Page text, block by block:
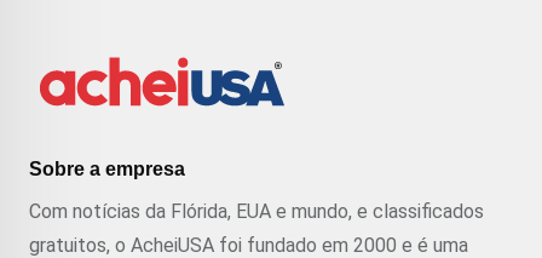
Sobre a empresa
Com notícias da Flórida, EUA e mundo, e classificados
gratuitos, o AcheiUSA foi fundado em 2000 e é uma